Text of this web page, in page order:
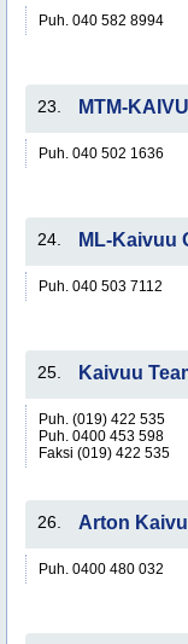
Puh. 040 582 8994
23. MTM-
Puh. 040 502 1636
24. ML-Kaivuu
Puh. 040 503 7112
25. Kaivuu
Puh. (019) 422 535
Puh. 0400 453 598
Faksi (019) 422 535
26. Arton
Puh. 0400 480 032